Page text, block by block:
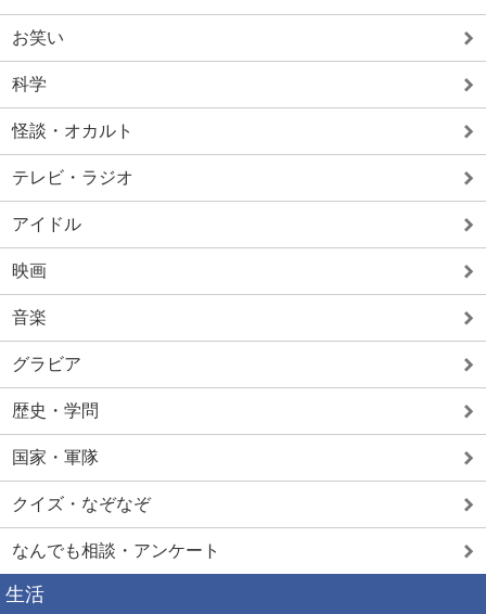
お笑い
科学
怪談・オカルト
テレビ・ラジオ
アイドル
映画
音楽
グラビア
歴史・学問
国家・軍隊
クイズ・なぞなぞ
なんでも相談・アンケート
生活